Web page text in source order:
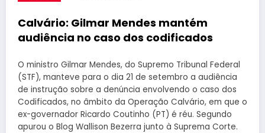
Calvário: Gilmar Mendes mantém
audiência no caso dos codificados
O ministro Gilmar Mendes, do Supremo Tribunal Federal
(STF), manteve para o dia 21 de setembro a audiência
de instrução sobre a denúncia envolvendo o caso dos
Codificados, no âmbito da Operação Calvário, em que o
ex-governador Ricardo Coutinho (PT) é réu. Segundo
apurou o Blog Wallison Bezerra junto à Suprema Corte.